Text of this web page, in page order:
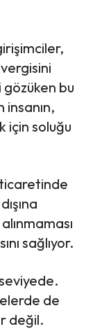
bu
insanın,
için soluğu
ticaretinde
sağlıyor.
de
değil.